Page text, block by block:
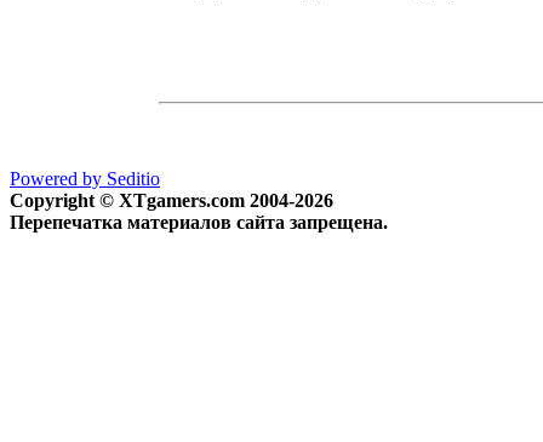
Powered by Seditio
Copyright © XTgamers.com 2004-2026
Перепечатка материалов сайта запрещена.